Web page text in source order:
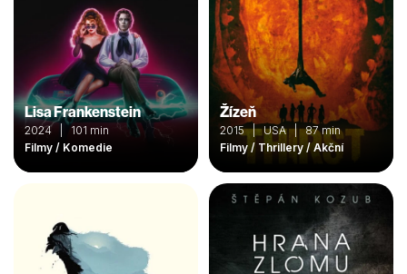
Lisa Frankenstein
2024 | 101 min
Filmy / Komedie
Žízeň
2015 | USA | 87 min
Filmy / Thrillery / Akční